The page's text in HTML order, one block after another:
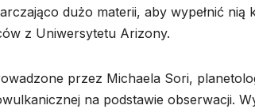
dużo materii, aby wypełnić
z Uniwersytetu Arizony.
przez Michaela Sori,
na podstawie obserwacji.